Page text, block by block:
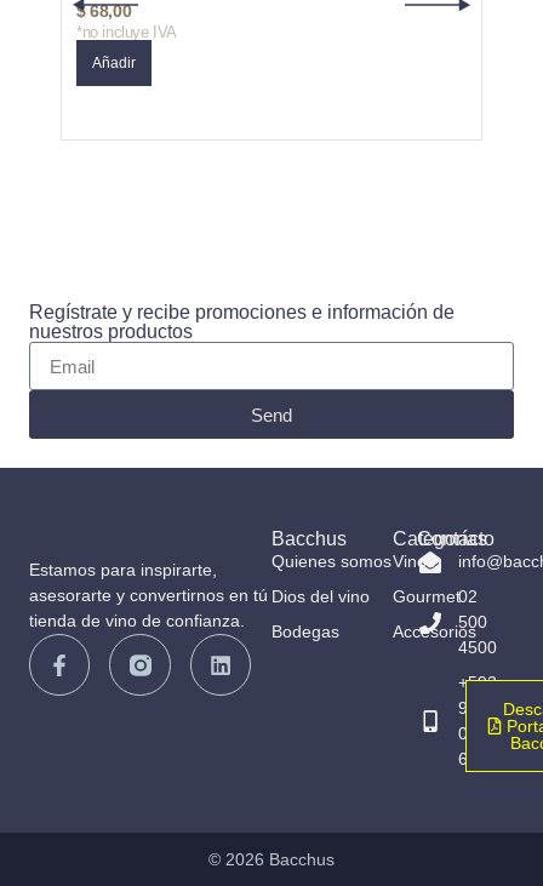
$68,00
*no incluye IVA
Añadir
Regístrate y recibe promociones e información de
nuestros productos
Send
Estamos para inspirarte,
asesorarte y convertirnos en tú
tienda de vino de confianza.
Bacchus
Quienes somos
Dios del vino
Bodegas
Categorías
Vinos
Gourmet
Accesorios
Contacto
02
500
4500
+593
98
065
6836
© 2026 Bacchus